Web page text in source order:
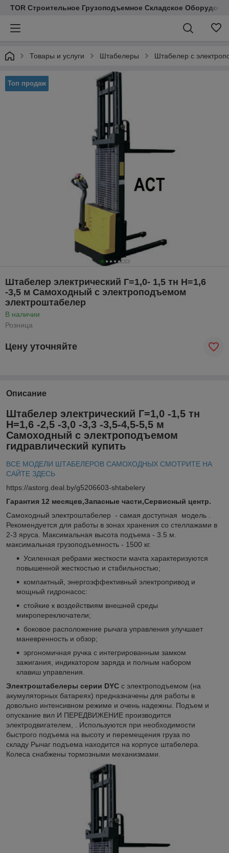
TOR Строительное Грузоподъемное Складское
Товары и услуги Штабелеры Штабелер с
Топ продаж
Штабелер электрический Г=1,0- 1,5 тн Н=1,6
-3,5 м Самоходный с электроподъемом
электроштабелер
В наличии
Розница
Цену уточняйте
Описание
Штабелер электрический Г=1,0 -1,5 тн
Н=1,6 -2,5 -3,0 -3,3 -3,5-4,5-5,5 м
Самоходный с электроподъемом
гидравлический купить
ВСЕ МОДЕЛИ ШТАБЕЛЕРОВ САМОХОДНЫХ СМОТРИТЕ НА
САЙТЕ ЗДЕСЬ
https://astorg.deal.by/g5206603-shtabelery
Гарантия 12 месяцев,Запасные части,Сервисный центр.
Самоходный электроштабелер - самая доступная модель .
Рекомендуется для работы в зонах хранения со стеллажами в
2-3 яруса. Максимальная высота подъема - 3.5 м.
максимальная грузоподъемность - 1500 кг.
Усиленная ребрами жесткости мачта характеризуются
повышенной жесткостью и стабильностью;
компактный, энергоэффективный электропривод и
мощный гидронасос:
стойкие к воздействиям внешней среды
микропереключатели;
боковое расположение рычага управления улучшает
маневренность и обзор;
эргономичная ручка с интегрированным замком
зажигания, индикатором заряда и полным набором
клавиш управления.
Электроштабелеры серии DYC с электроподъемом (на
акумуляторных батареях) предназначены для работы в
довольно интенсивном режиме и очень надежны. Подъем и
опускание вил И ПЕРЕДВИЖЕНИЕ производится
электродвигателем, . Используются при необходимости
быстрого подъема на высоту и перемещения груза по
складу Рычаг подъема находится на корпусе штабелера.
Колеса снабжены тормозными механизмами.